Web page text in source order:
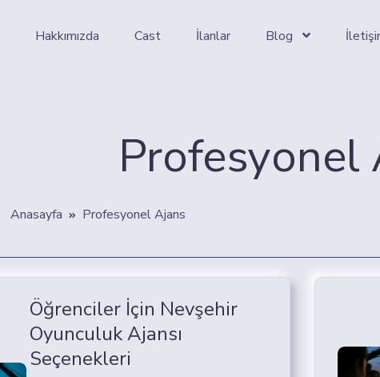
Hakkımızda Cast İlanlar Blog
Profesyonel
Anasayfa Profesyonel Ajans
Öğrenciler İçin Nevşehir
Oyunculuk Ajansı
Seçenekleri